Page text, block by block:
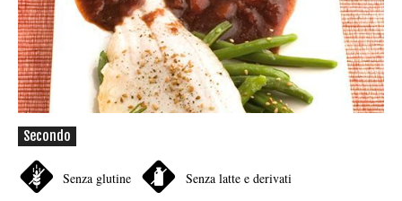
Secondo
Senza glutine Senza latte e derivati